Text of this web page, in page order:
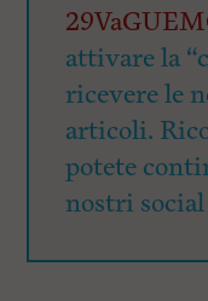
attivare la
ricevere le
articoli.
potete
nostri